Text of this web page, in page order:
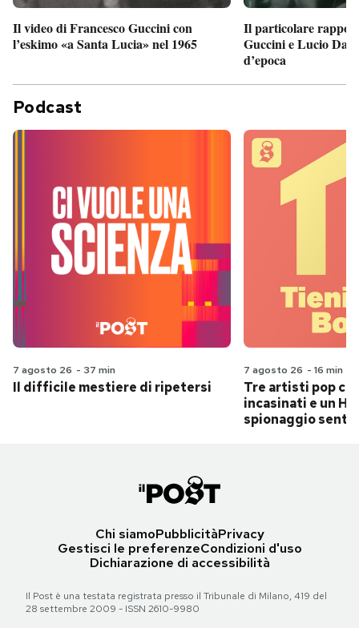
Il video di Francesco Guccini con
l’eskimo «a Santa Lucia» nel 1965
Il particolare
Guccini e Lucio
d’epoca
Podcast
7 agosto 26 - 37 min
Il difficile mestiere di ripetersi
7 agosto 26 - 16 min
Tre artisti pop
incasinati e un
spionaggio
Chi siamoPubblicitàPrivacy
Gestisci le preferenzeCondizioni d'uso
Dichiarazione di accessibilità
Il Post è una testata registrata presso il Tribunale di Milano, 419 del
28 settembre 2009 - ISSN 2610-9980